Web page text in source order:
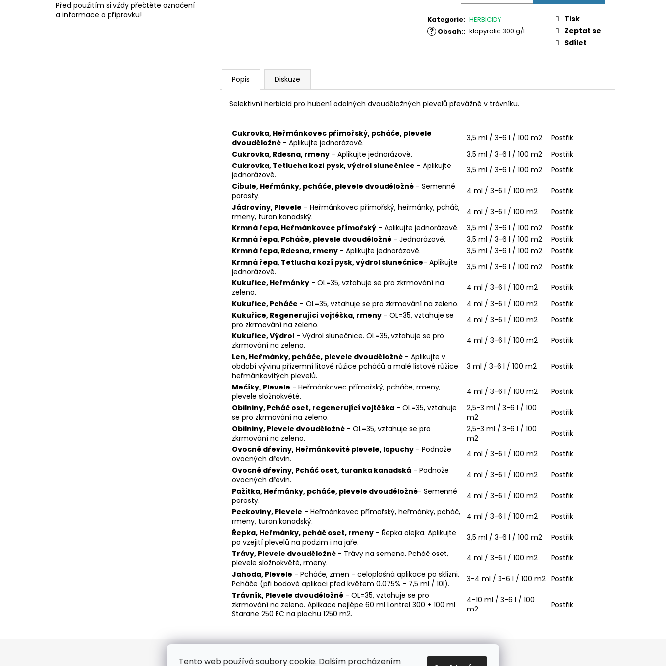
Tento web používá soubory cookie. Dalším procházením
Před použitím si vždy přečtěte označení
a informace o přípravku!
Kategorie: HERBICIDY
? Obsah:: klopyralid 300 g/l
Tisk
Zeptat se
Sdílet
Popis Diskuze
Selektivní herbicid pro hubení odolných dvouděložných plevelů převážně v trávníku.
Cukrovka, Heřmánkovec přímořský, pcháče, plevele
dvouděložné - Aplikujte jednorázově. 3,5 ml / 3-6 l / 100 m2
Postřik
Cukrovka, Rdesna, rmeny - Aplikujte jednorázově. 3,5 ml / 3-6 l / 100 m2
Postřik
Cukrovka, Tetlucha kozí pysk, výdrol slunečnice - Aplikujte
jednorázově.
3,5 ml / 3-6 l / 100 m2
Postřik
Cibule, Heřmánky, pcháče, plevele dvouděložné - Semenné
porosty.
4 ml / 3-6 l / 100 m2
Postřik
Jádroviny, Plevele - Heřmánkovec přímořský, heřmánky, pcháč,
rmeny, turan kanadský.
4 ml / 3-6 l / 100 m2
Postřik
Krmná řepa, Heřmánkovec přímořský - Aplikujte jednorázově. 3,5 ml / 3-6 l / 100 m2
Postřik
Krmná řepa, Pcháče, plevele dvouděložné - Jednorázově. 3,5 ml / 3-6 l / 100 m2
Postřik
Krmná řepa, Rdesna, rmeny - Aplikujte jednorázově. 3,5 ml / 3-6 l / 100 m2
Postřik
Krmná řepa, Tetlucha kozí pysk, výdrol slunečnice- Aplikujte
jednorázově.
3,5 ml / 3-6 l / 100 m2
Postřik
Kukuřice, Heřmánky - OL=35, vztahuje se pro zkrmování na
zeleno.
4 ml / 3-6 l / 100 m2
Postřik
Kukuřice, Pcháče - OL=35, vztahuje se pro zkrmování na zeleno. 4 ml / 3-6 l / 100 m2
Postřik
Kukuřice, Regenerující vojtěška, rmeny - OL=35, vztahuje se
pro zkrmování na zeleno.
4 ml / 3-6 l / 100 m2
Postřik
Kukuřice, Výdrol - Výdrol slunečnice. OL=35, vztahuje se pro
zkrmování na zeleno.
4 ml / 3-6 l / 100 m2
Postřik
Len, Heřmánky, pcháče, plevele dvouděložné - Aplikujte v
období vývinu přízemní litové růžice pcháčů a malé listové růžice
heřmánkovitých plevelů.
3 ml / 3-6 l / 100 m2 Postřik
Mečíky, Plevele - Heřmánkovec přímořský, pcháče, rmeny,
plevele složnokvěté.
4 ml / 3-6 l / 100 m2
Postřik
Obilniny, Pcháč oset, regenerující vojtěška - OL=35, vztahuje
se pro zkrmování na zeleno.
2,5-3 ml / 3-6 l / 100
m2
Postřik
Obilniny, Plevele dvouděložné - OL=35, vztahuje se pro
zkrmování na zeleno.
2,5-3 ml / 3-6 l / 100
m2
Postřik
Ovocné dřeviny, Heřmánkovité plevele, lopuchy - Podnože
ovocných dřevin.
4 ml / 3-6 l / 100 m2
Postřik
Ovocné dřeviny, Pcháč oset, turanka kanadská - Podnože
ovocných dřevin.
4 ml / 3-6 l / 100 m2
Postřik
Pažitka, Heřmánky, pcháče, plevele dvouděložné- Semenné
porosty.
4 ml / 3-6 l / 100 m2
Postřik
Peckoviny, Plevele - Heřmánkovec přímořský, heřmánky, pcháč,
rmeny, turan kanadský.
4 ml / 3-6 l / 100 m2
Postřik
Řepka, Heřmánky, pcháč oset, rmeny - Řepka olejka. Aplikujte
po vzejití plevelů na podzim i na jaře.
3,5 ml / 3-6 l / 100 m2
Postřik
Trávy, Plevele dvouděložné - Trávy na semeno. Pcháč oset,
plevele složnokvěté, rmeny.
4 ml / 3-6 l / 100 m2
Postřik
Jahoda, Plevele - Pcháče, zmen - celoplošná aplikace po sklizni.
Pcháče (při bodové aplikaci před květem 0.075% - 7,5 ml / 10l).
3-4 ml / 3-6 l / 100 m2 Postřik
Trávník, Plevele dvouděložné - OL=35, vztahuje se pro
zkrmování na zeleno. Aplikace nejlépe 60 ml Lontrel 300 + 100 ml
Starane 250 EC na plochu 1250 m2.
4-10 ml / 3-6 l / 100
m2
Postřik
Z
Zboží.cz Heureka.cz MANSFELD AG, s.r.o. eHygiena.cz